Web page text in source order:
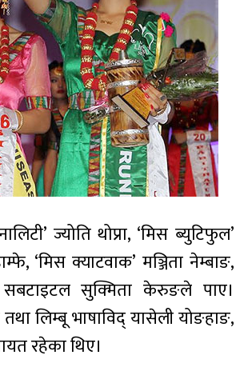
ज्योति थोप्रा, ‘मिस ब्युटिफुल’
‘मिस क्याटवाक’ मञ्जिता नेम्बाङ,
सुक्मिता केरुङले पाए।
लिम्बू भाषाविद् यासेली योङहाङ,
रहेका थिए।